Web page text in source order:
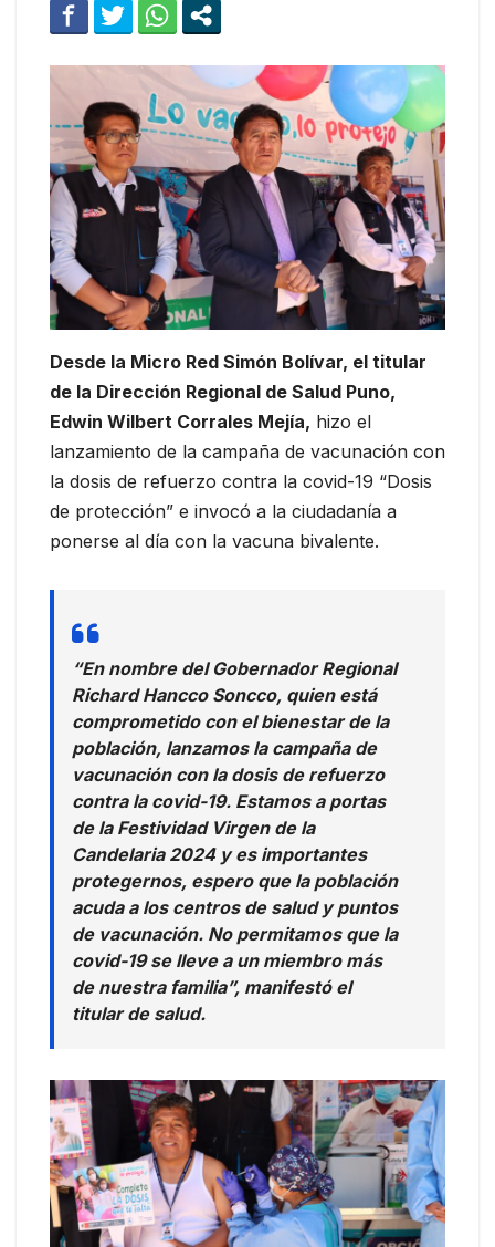
Desde la Micro Red Simón Bolívar, el titular
de la Dirección Regional de Salud Puno,
Edwin Wilbert Corrales Mejía, hizo el
lanzamiento de la campaña de vacunación con
la dosis de refuerzo contra la covid-19 “Dosis
de protección” e invocó a la ciudadanía a
ponerse al día con la vacuna bivalente.
“En nombre del Gobernador Regional
Richard Hancco Soncco, quien está
comprometido con el bienestar de la
población, lanzamos la campaña de
vacunación con la dosis de refuerzo
contra la covid-19. Estamos a portas
de la Festividad Virgen de la
Candelaria 2024 y es importantes
protegernos, espero que la población
acuda a los centros de salud y puntos
de vacunación. No permitamos que la
covid-19 se lleve a un miembro más
de nuestra familia”, manifestó el
titular de salud.